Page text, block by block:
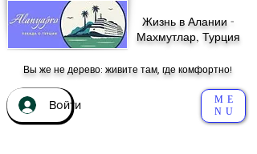
Жизнь в Алании -
Махмутлар, Турция
Вы же не дерево: живите там, где комфортно!
Войти
ME
NU